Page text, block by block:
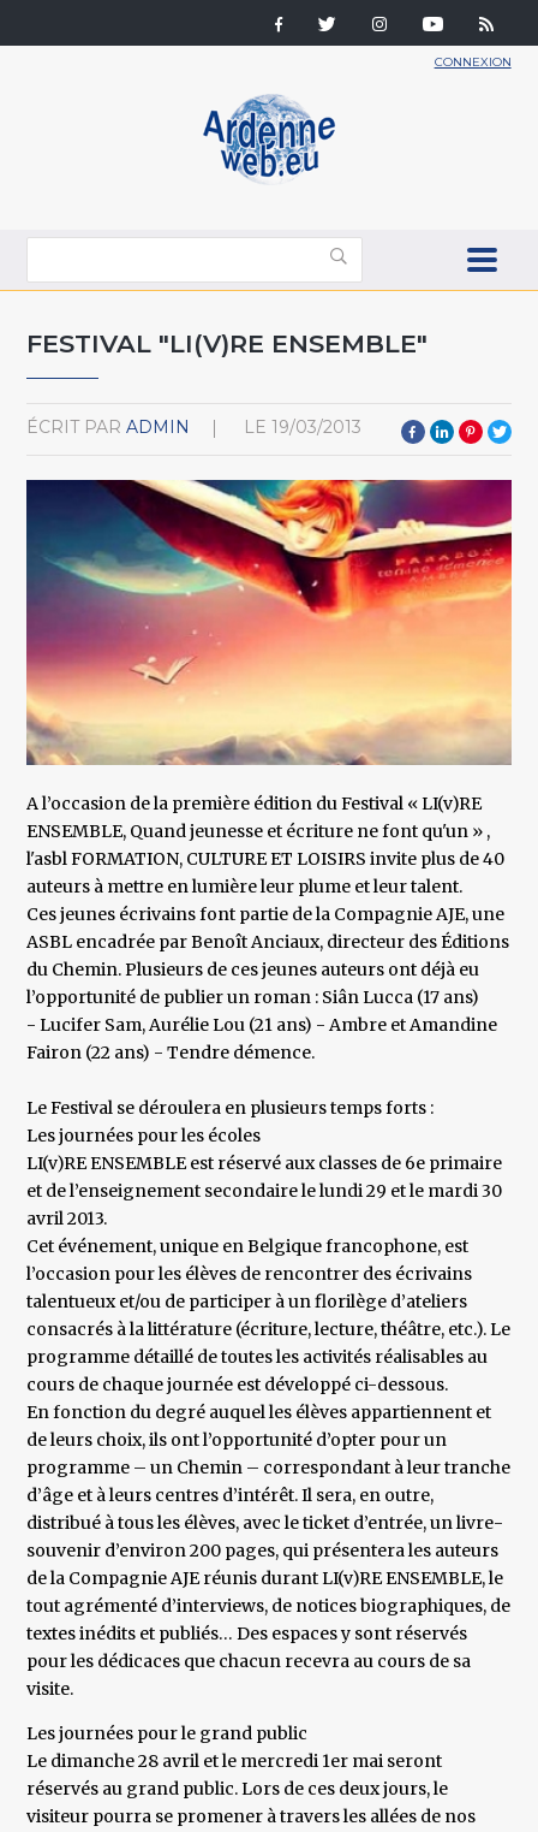
CONNEXION
FESTIVAL "LI(V)RE ENSEMBLE"
ÉCRIT PAR ADMIN LE 19/03/2013
A l’occasion de la première édition du Festival « LI(v)RE
ENSEMBLE, Quand jeunesse et écriture ne font qu'un » ,
l'asbl FORMATION, CULTURE ET LOISIRS invite plus de 40
auteurs à mettre en lumière leur plume et leur talent.
Ces jeunes écrivains font partie de la Compagnie AJE, une
ASBL encadrée par Benoît Anciaux, directeur des Éditions
du Chemin. Plusieurs de ces jeunes auteurs ont déjà eu
l’opportunité de publier un roman : Siân Lucca (17 ans)
- Lucifer Sam, Aurélie Lou (21 ans) - Ambre et Amandine
Fairon (22 ans) - Tendre démence.
Le Festival se déroulera en plusieurs temps forts :
Les journées pour les écoles
LI(v)RE ENSEMBLE est réservé aux classes de 6e primaire
et de l’enseignement secondaire le lundi 29 et le mardi 30
avril 2013.
Cet événement, unique en Belgique francophone, est
l’occasion pour les élèves de rencontrer des écrivains
talentueux et/ou de participer à un florilège d’ateliers
consacrés à la littérature (écriture, lecture, théâtre, etc.). Le
programme détaillé de toutes les activités réalisables au
cours de chaque journée est développé ci-dessous.
En fonction du degré auquel les élèves appartiennent et
de leurs choix, ils ont l’opportunité d’opter pour un
programme – un Chemin – correspondant à leur tranche
d’âge et à leurs centres d’intérêt. Il sera, en outre,
distribué à tous les élèves, avec le ticket d’entrée, un livre-
souvenir d’environ 200 pages, qui présentera les auteurs
de la Compagnie AJE réunis durant LI(v)RE ENSEMBLE, le
tout agrémenté d’interviews, de notices biographiques, de
textes inédits et publiés… Des espaces y sont réservés
pour les dédicaces que chacun recevra au cours de sa
visite.
Les journées pour le grand public
Le dimanche 28 avril et le mercredi 1er mai seront
réservés au grand public. Lors de ces deux jours, le
visiteur pourra se promener à travers les allées de nos